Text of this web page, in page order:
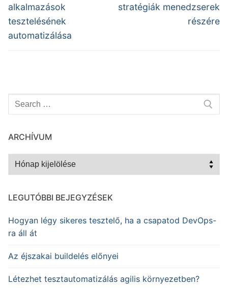
post:
alkalmazások
tesztelésének
automatizálása
post:
stratégiák menedzserek
részére
Keresése:
ARCHÍVUM
Archívum
LEGUTÓBBI BEJEGYZÉSEK
Hogyan légy sikeres tesztelő, ha a csapatod DevOps-
ra áll át
Az éjszakai buildelés előnyei
Létezhet tesztautomatizálás agilis környezetben?